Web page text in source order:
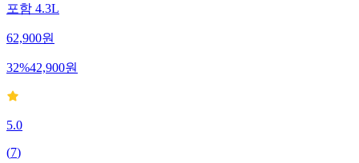
포함 4.3L
62,900원
32%42,900원
5.0
(7)